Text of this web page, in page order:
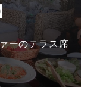
ーのテラス席